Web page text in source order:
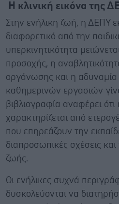
Η κλινική εικόνα της
Στην ενήλικη ζωή, η ΔΕΠΥ
διαφορετικό από την
υπερκινητικότητα
προσοχής, η
οργάνωσης και η
καθημερινών εργασιών
βιβλιογραφία αναφέρει
χαρακτηρίζεται από
που επηρεάζουν την
διαπροσωπικές σχέσεις
ζωής.
Οι ενήλικες συχνά
δυσκολεύονται να